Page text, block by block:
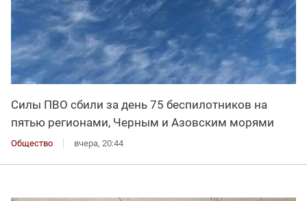
Силы ПВО сбили за день 75 беспилотников на
пятью регионами, Черным и Азовским морями
Общество вчера, 20:44